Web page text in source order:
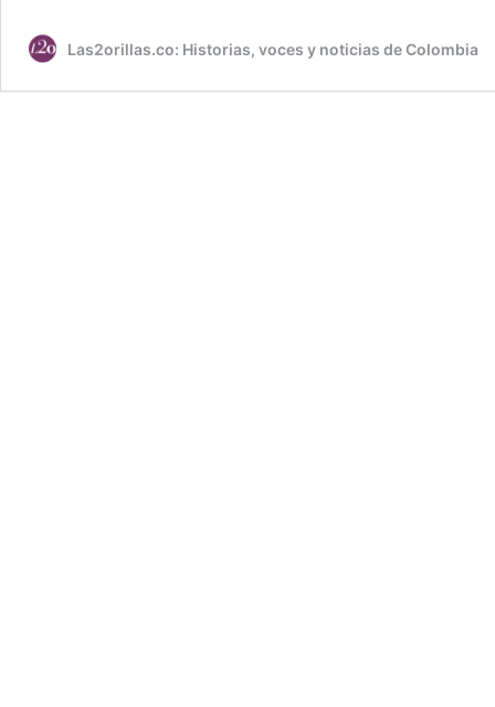
Las2orillas.co: Historias, voces y noticias de Colombia